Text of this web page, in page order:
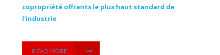
copropriété offrants le plus haut standard de
l'industrie
READ MORE